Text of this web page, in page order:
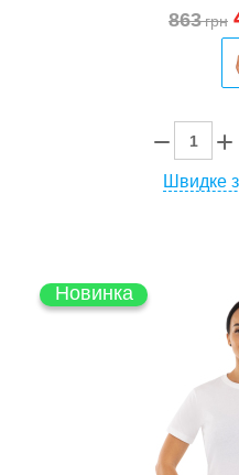
863грн
Швидке
Новинка